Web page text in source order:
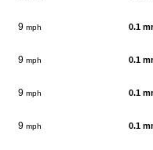
9 mph 0.1
9 mph 0.1
9 mph 0.1
9 mph 0.1